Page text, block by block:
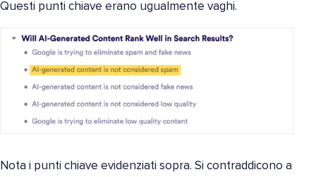
Questi punti chiave erano ugualmente vaghi.
Nota i punti chiave evidenziati sopra. Si contraddicono a